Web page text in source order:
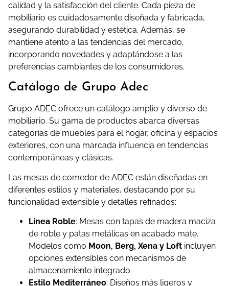
calidad y la satisfacción del cliente. Cada pieza de
mobiliario es cuidadosamente diseñada y fabricada,
asegurando durabilidad y estética. Además, se
mantiene atento a las tendencias del mercado,
incorporando novedades y adaptándose a las
preferencias cambiantes de los consumidores.
Catálogo de Grupo Adec
Grupo ADEC ofrece un catálogo amplio y diverso de
mobiliario. Su gama de productos abarca diversas
categorías de muebles para el hogar, oficina y espacios
exteriores, con una marcada influencia en tendencias
contemporáneas y clásicas.
Las mesas de comedor de ADEC están diseñadas en
diferentes estilos y materiales, destacando por su
funcionalidad extensible y detalles refinados:
Línea Roble: Mesas con tapas de madera maciza
de roble y patas metálicas en acabado mate.
Modelos como Moon, Berg, Xena y Loft incluyen
opciones extensibles con mecanismos de
almacenamiento integrado.
Estilo Mediterráneo: Diseños más ligeros y